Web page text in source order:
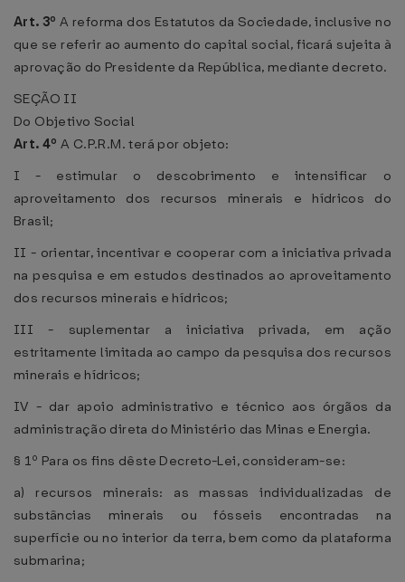
Art. 3ºA reforma dos Estatutos da Sociedade, inclusive no
que se referir ao aumento do capital social, ficará sujeita à
aprovação do Presidente da República, mediante decreto.
SEÇÃO II
Do Objetivo Social
Art. 4ºA C.P.R.M. terá por objeto:
I - estimular o descobrimento e intensificar o
aproveitamento dos recursos minerais e hídricos do
Brasil;
II - orientar, incentivar e cooperar com a iniciativa privada
na pesquisa e em estudos destinados ao aproveitamento
dos recursos minerais e hídricos;
III - suplementar a iniciativa privada, em ação
estritamente limitada ao campo da pesquisa dos recursos
minerais e hídricos;
IV - dar apoio administrativo e técnico aos órgãos da
administração direta do Ministério das Minas e Energia.
§ 1º Para os fins dêste Decreto-Lei, consideram-se:
a) recursos minerais: as massas individualizadas de
substâncias minerais ou fósseis encontradas na
superfície ou no interior da terra, bem como da plataforma
submarina;